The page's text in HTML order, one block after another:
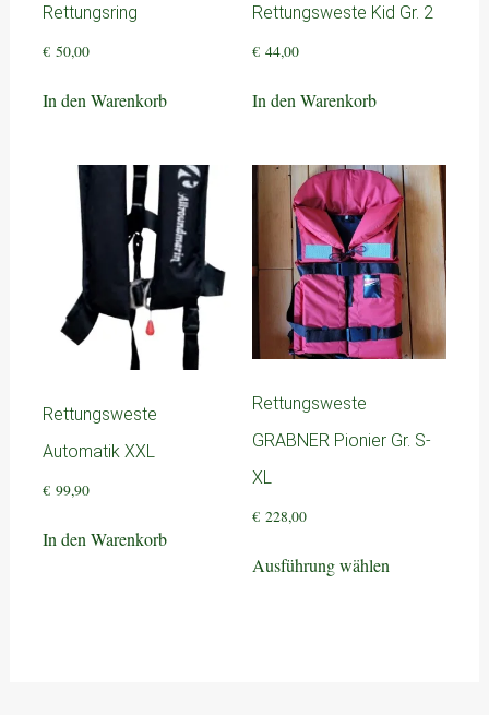
Rettungsring
€50,00
In den Warenkorb
Rettungsweste Kid Gr. 2
€ 44,00
In den Warenkorb
Rettungsweste
Automatik XXL
€99,90
In den Warenkorb
Rettungsweste
GRABNER Pionier Gr. S-
XL
€ 228,00
Ausführung wählenProdukt